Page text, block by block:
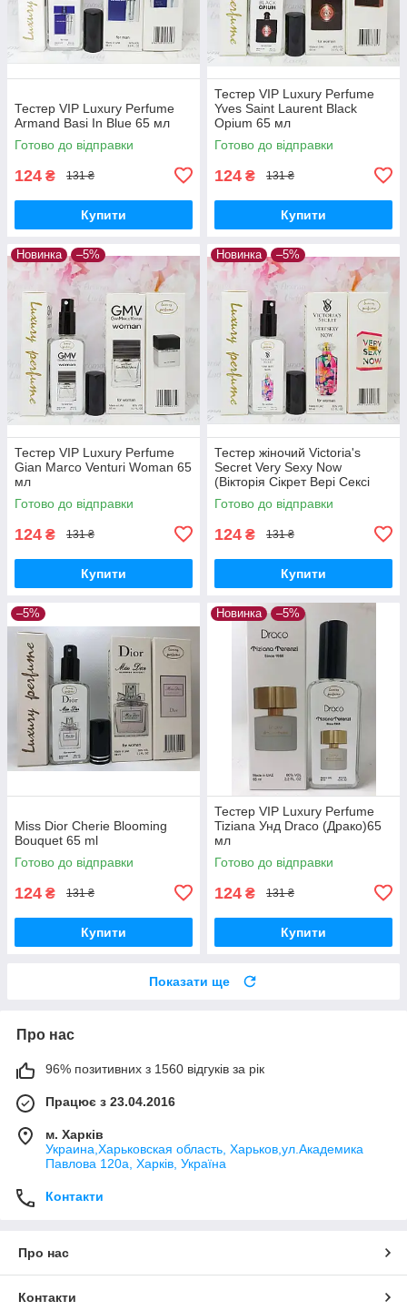
Тестер VIP Luxury Perfume
Armand Basi In Blue 65 мл
Готово до відправки
124 ₴ 131 ₴
Купити
Тестер VIP Luxury Perfume
Yves Saint Laurent Black
Opium 65 мл
Готово до відправки
124 ₴ 131 ₴
Купити
Новинка –5%
Тестер VIP Luxury Perfume
Gian Marco Venturi Woman 65
мл
Готово до відправки
124 ₴ 131 ₴
Купити
Новинка –5%
Тестер жіночий Victoria's
Secret Very Sexy Now
(Вікторія Сікрет Вері Сексі
Нау) 65 мл
Готово до відправки
124 ₴ 131 ₴
Купити
–5%
Miss Dior Cherie Blooming
Bouquet 65 ml
Готово до відправки
124 ₴ 131 ₴
Купити
Новинка –5%
Тестер VIP Luxury Perfume
Tiziana Унд Draco (Драко)65
мл
Готово до відправки
124 ₴ 131 ₴
Купити
Показати ще
Про нас
96% позитивних з 1560 відгуків за рік
Працює з 23.04.2016
м. Харків
Украина,Харьковская область, Харьков,ул.Академика
Павлова 120а, Харків, Україна
Контакти
Про нас
Контакти